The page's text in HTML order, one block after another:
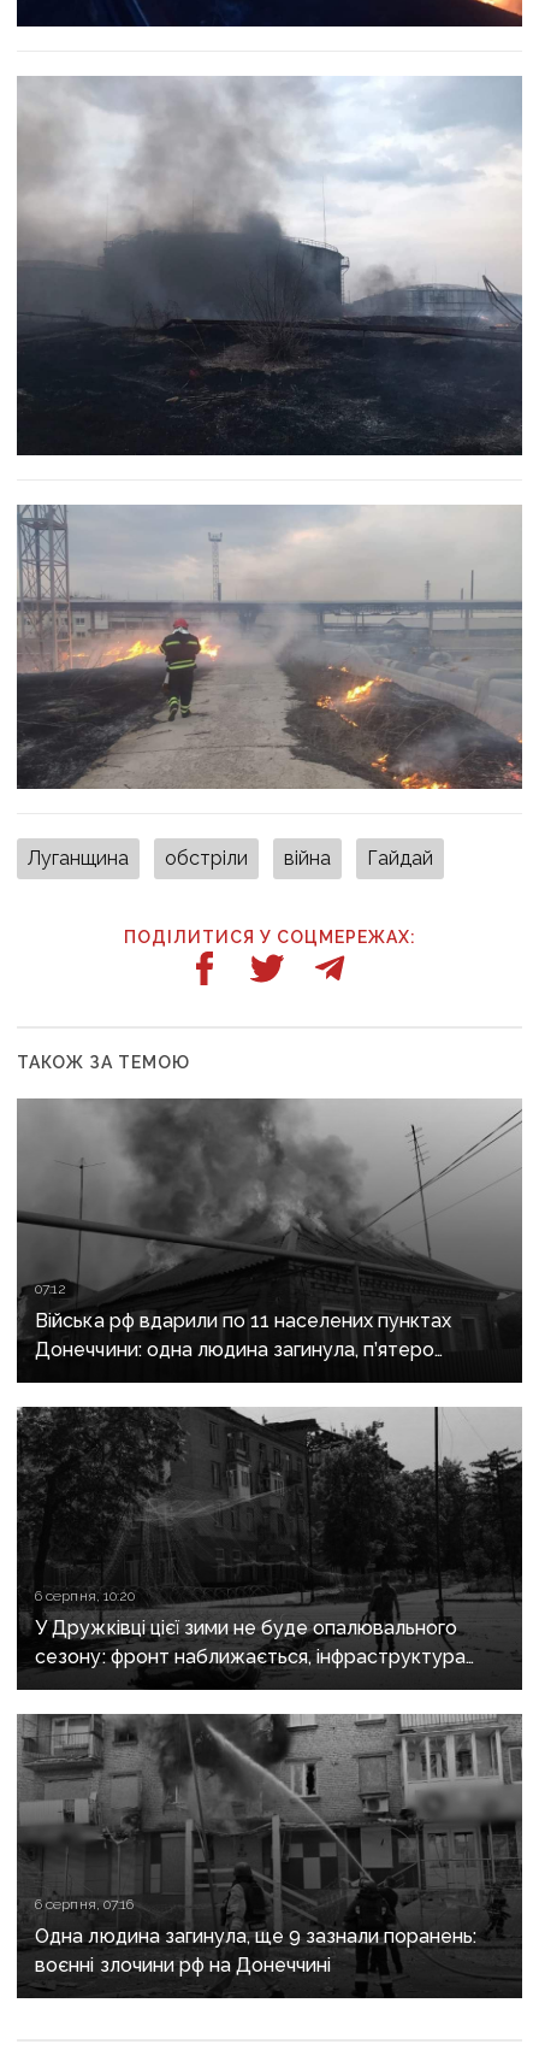
Луганщина обстріли війна Гайдай
ПОДІЛИТИСЯ У СОЦМЕРЕЖАХ:
ТАКОЖ ЗА ТЕМОЮ
07:12
Війська рф вдарили по 11 населених пунктах
Донеччини: одна людина загинула, п’ятеро
поранені
6 серпня, 10:20
У Дружківці цієї зими не буде опалювального
сезону: фронт наближається, інфраструктура
критично зруйнована
6 серпня, 07:16
Одна людина загинула, ще 9 зазнали поранень:
воєнні злочини рф на Донеччині